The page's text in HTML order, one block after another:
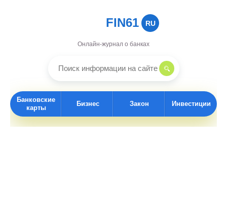
FIN61 RU
Онлайн-журнал о банках
Банковские
карты
Бизнес Закон Инвестиции